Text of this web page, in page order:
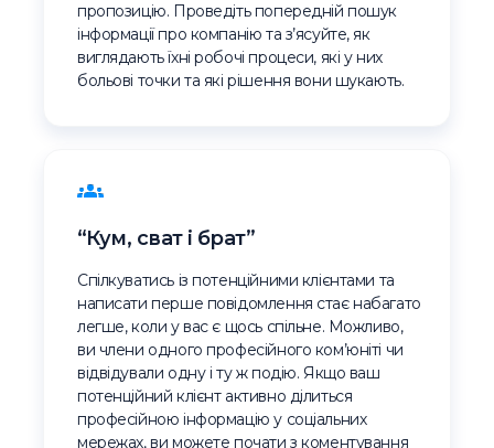
пропозицію. Проведіть попередній пошук
інформації про компанію та з’ясуйте, як
виглядають їхні робочі процеси, які у них
больові точки та які рішення вони шукають.
“Кум, сват і брат”
Спілкуватись із потенційними клієнтами та
написати перше повідомлення стає набагато
легше, коли у вас є щось спільне. Можливо,
ви члени одного професійного ком’юніті чи
відвідували одну і ту ж подію. Якщо ваш
потенційний клієнт активно ділиться
професійною інформацію у соціальних
мережах, ви можете почати з коментування